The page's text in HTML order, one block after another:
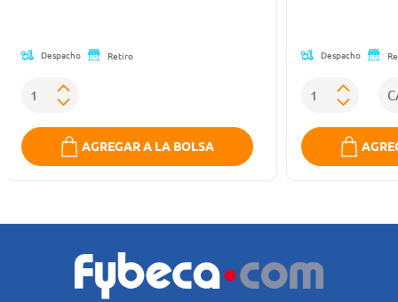
Despacho Retiro
AGREGAR A LA BOLSA
Despacho